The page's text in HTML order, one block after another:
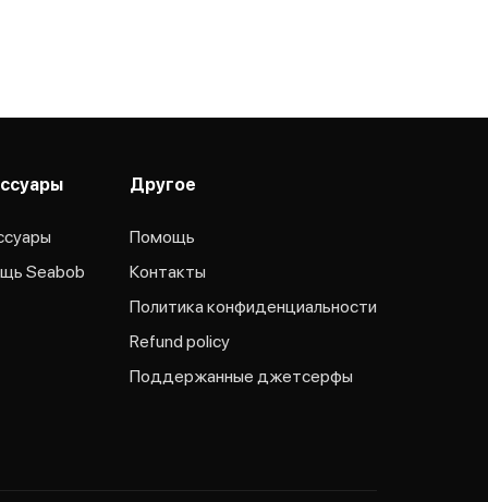
Seabob
Другое
Помощь
Контакты
Политика конфиденциальности
Refund policy
Поддержанные джетсерфы